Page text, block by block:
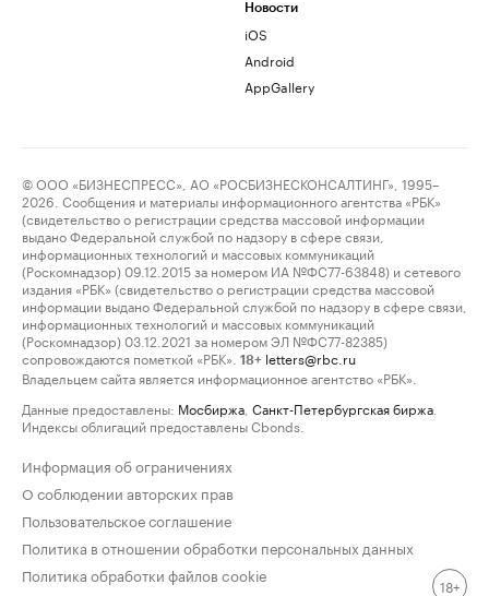
Новости
iOS
Android
AppGallery
© ООО «БИЗНЕСПРЕСС», АО «РОСБИЗНЕСКОНСАЛТИНГ», 1995–
2026. Сообщения и материалы информационного агентства «РБК»
(свидетельство о регистрации средства массовой информации
выдано Федеральной службой по надзору в сфере связи,
информационных технологий и массовых коммуникаций
(Роскомнадзор) 09.12.2015 за номером ИА №ФС77-63848) и сетевого
издания «РБК» (свидетельство о регистрации средства массовой
информации выдано Федеральной службой по надзору в сфере связи,
информационных технологий и массовых коммуникаций
(Роскомнадзор) 03.12.2021 за номером ЭЛ №ФС77-82385)
сопровождаются пометкой «РБК».
18+ letters@rbc.ru
Владельцем сайта является информационное агентство «РБК».
Данные предоставлены: Мосбиржа Санкт-Петербургская биржа
Индексы облигаций предоставлены Cbonds.
Информация об ограничениях
О соблюдении авторских прав
Пользовательское соглашение
Политика в отношении обработки персональных данных
Политика обработки файлов cookie
18+